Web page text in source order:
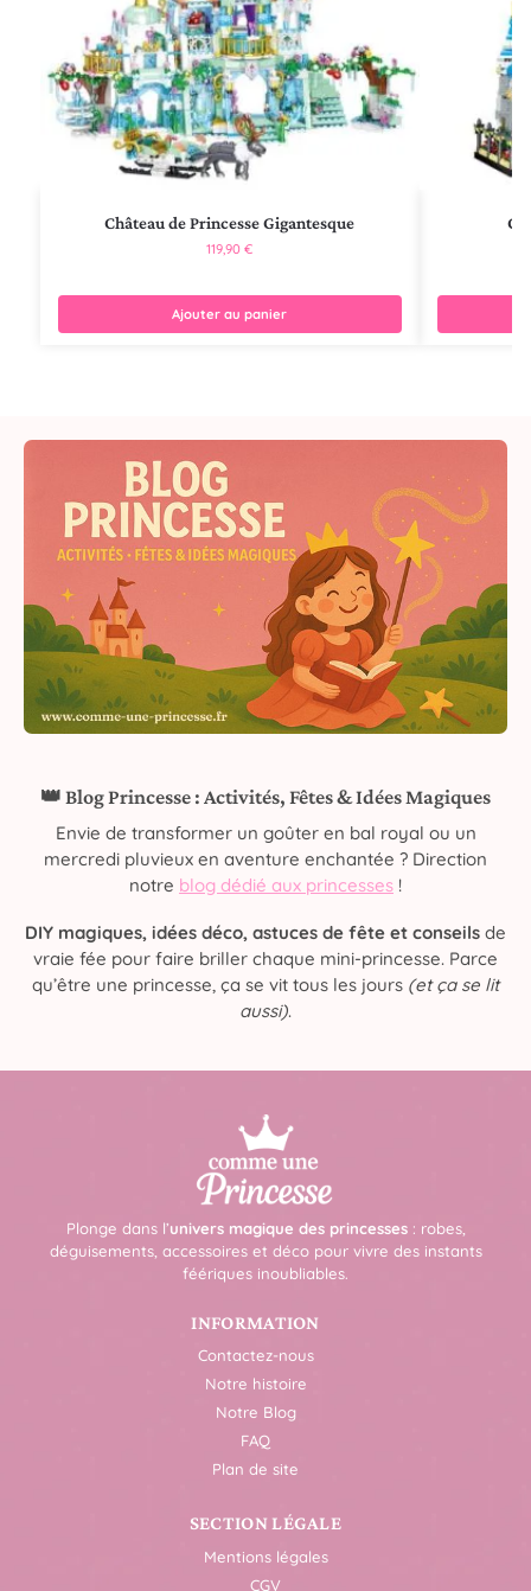
Château de Princesse Gigantesque
119,90€
Ajouter au panier
👑 Blog Princesse : Activités, Fêtes & Idées Magiques
Envie de transformer un goûter en bal royal ou un
mercredi pluvieux en aventure enchantée ? Direction
notre blog dédié aux princesses !
DIY magiques, idées déco, astuces de fête et conseils de
vraie fée pour faire briller chaque mini-princesse. Parce
qu’être une princesse, ça se vit tous les jours (et ça se lit
aussi).
Plonge dans l’univers magique des princesses: robes,
déguisements, accessoires et déco pour vivre des instants
féériques inoubliables.
INFORMATION
Contactez-nous
Notre histoire
Notre Blog
FAQ
Plan de site
SECTION LÉGALE
Mentions légales
CGV